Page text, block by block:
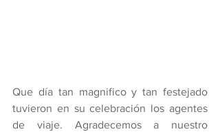
Que día tan magnifico y tan festejado
tuvieron en su celebración los agentes
de viaje. Agradecemos a nuestro